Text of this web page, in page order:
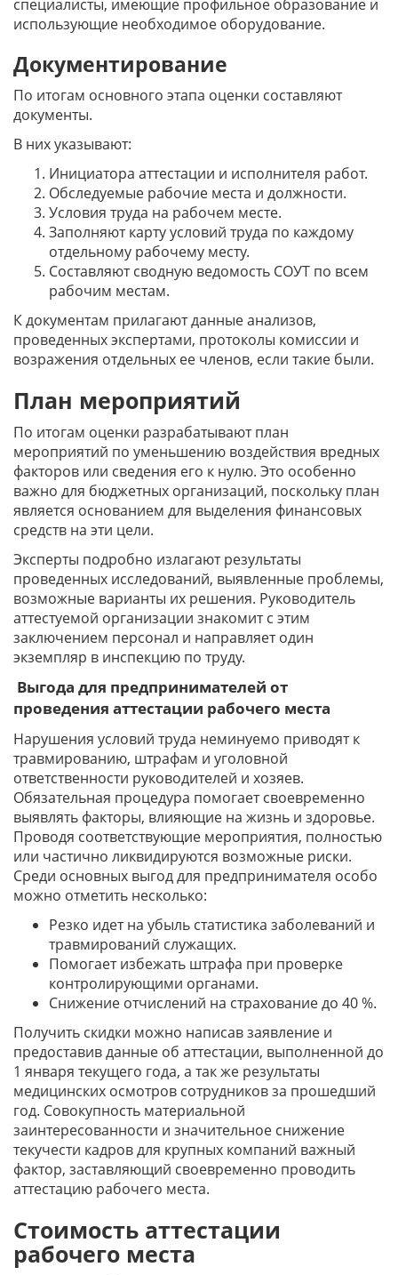
специалисты, имеющие профильное образование и
использующие необходимое оборудование.
Документирование
По итогам основного этапа оценки составляют
документы.
В них указывают:
Инициатора аттестации и исполнителя работ.
Обследуемые рабочие места и должности.
Условия труда на рабочем месте.
Заполняют карту условий труда по каждому
отдельному рабочему месту.
Составляют сводную ведомость СОУТ по всем
рабочим местам.
К документам прилагают данные анализов,
проведенных экспертами, протоколы комиссии и
возражения отдельных ее членов, если такие были.
План мероприятий
По итогам оценки разрабатывают план
мероприятий по уменьшению воздействия вредных
факторов или сведения его к нулю. Это особенно
важно для бюджетных организаций, поскольку план
является основанием для выделения финансовых
средств на эти цели.
Эксперты подробно излагают результаты
проведенных исследований, выявленные проблемы,
возможные варианты их решения. Руководитель
аттестуемой организации знакомит с этим
заключением персонал и направляет один
экземпляр в инспекцию по труду.
Выгода для предпринимателей от
проведения аттестации рабочего места
Нарушения условий труда неминуемо приводят к
травмированию, штрафам и уголовной
ответственности руководителей и хозяев.
Обязательная процедура помогает своевременно
выявлять факторы, влияющие на жизнь и здоровье.
Проводя соответствующие мероприятия, полностью
или частично ликвидируются возможные риски.
Среди основных выгод для предпринимателя особо
можно отметить несколько:
Резко идет на убыль статистика заболеваний и
травмирований служащих.
Помогает избежать штрафа при проверке
контролирующими органами.
Снижение отчислений на страхование до 40 %.
Получить скидки можно написав заявление и
предоставив данные об аттестации, выполненной до
1 января текущего года, а так же результаты
медицинских осмотров сотрудников за прошедший
год. Совокупность материальной
заинтересованности и значительное снижение
текучести кадров для крупных компаний важный
фактор, заставляющий своевременно проводить
аттестацию рабочего места.
Стоимость аттестации
рабочего места